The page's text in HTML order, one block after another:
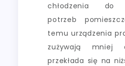
chłodzenia do
potrzeb
temu urządzenia
zużywają mniej
przekłada się na